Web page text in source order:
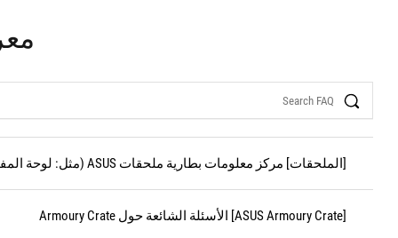
Search
[الملحقات] مركز معلومات بطارية ملحقات ASUS (مثل: لوحة المفاتيح)
[ASUS Armoury Crate] الأسئلة الشائعة حول Armoury Crate